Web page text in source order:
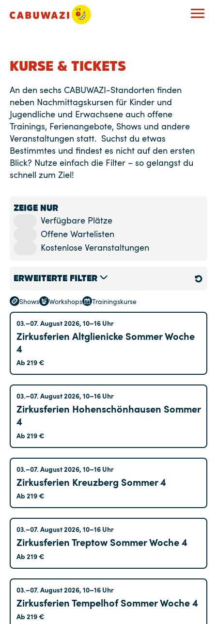
KURSE & TICKETS
An den sechs CABUWAZI-Standorten finden
neben Nachmittagskursen für Kinder und
Jugendliche und Erwachsene auch offene
Trainings, Ferienangebote, Shows und andere
Veranstaltungen statt. Suchst du etwas
Bestimmtes und findest es nicht auf den ersten
Blick? Nutze einfach die Filter – so gelangst du
schnell zum Ziel!
ZEIGE NUR
Verfügbare Plätze
Offene Wartelisten
Kostenlose Veranstaltungen
Shows Workshops Trainingskurse
ERWEITERTE FILTER
Standort
Altglienicke(33)
Kreuzberg(33)
Tempelhof (59)
Art
Offene Angebote(11)
Offenes Training(0)
Pädagogisches Zirkuscafé
Trainingskurse(155)
Akrobatik(21)
Balance(7)
CABUFAMILY(7)
CABUWINZIG(76)
Gemischtes Training
03.–07. August 2026, 10–16 Uhr
Zirkusferien Altglienicke Sommer Woche
4
Ab 219 €
03.–07. August 2026, 10–16 Uhr
Zirkusferien Hohenschönhausen Sommer
4
Ab 219 €
03.–07. August 2026, 10–16 Uhr
Zirkusferien Kreuzberg Sommer 4
Ab 219 €
03.–07. August 2026, 10–16 Uhr
Zirkusferien Treptow Sommer Woche 4
Ab 219 €
03.–07. August 2026, 10–16 Uhr
Zirkusferien Tempelhof Sommer Woche 4
Ab 219 €